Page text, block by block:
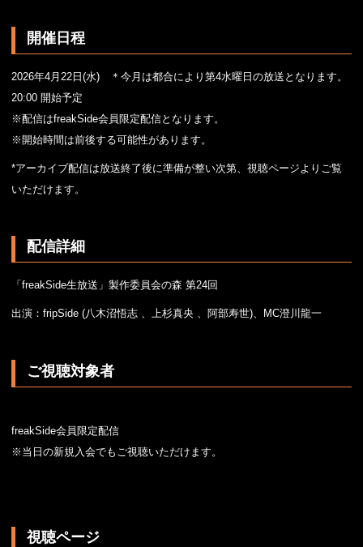
開催日程
2026年4月22日(水) ＊今月は都合により第4水曜日の放送となります。
20:00 開始予定
※配信はfreakSide会員限定配信となります。
※開始時間は前後する可能性があります。
*アーカイブ配信は放送終了後に準備が整い次第、視聴ページよりご覧
いただけます。
配信詳細
「freakSide生放送」製作委員会の森 第24回
出演：fripSide (八木沼悟志 、上杉真央 、阿部寿世)、MC澄川龍一
ご視聴対象者
freakSide会員限定配信
※当日の新規入会でもご視聴いただけます。
視聴ページ